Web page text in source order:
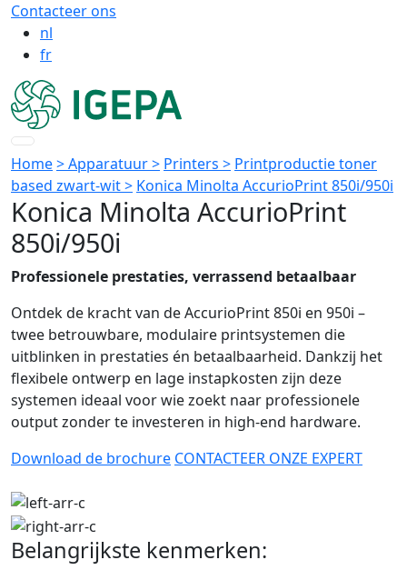
Contacteer ons
nl
fr
Home> Apparatuur > Printers > Printproductie toner
based zwart-wit > Konica Minolta AccurioPrint 850i/950i
Konica Minolta AccurioPrint
850i/950i
Professionele prestaties, verrassend betaalbaar
Ontdek de kracht van de AccurioPrint 850i en 950i –
twee betrouwbare, modulaire printsystemen die
uitblinken in prestaties én betaalbaarheid. Dankzij het
flexibele ontwerp en lage instapkosten zijn deze
systemen ideaal voor wie zoekt naar professionele
output zonder te investeren in high-end hardware.
Download de brochure CONTACTEER ONZE EXPERT
Belangrijkste kenmerken: